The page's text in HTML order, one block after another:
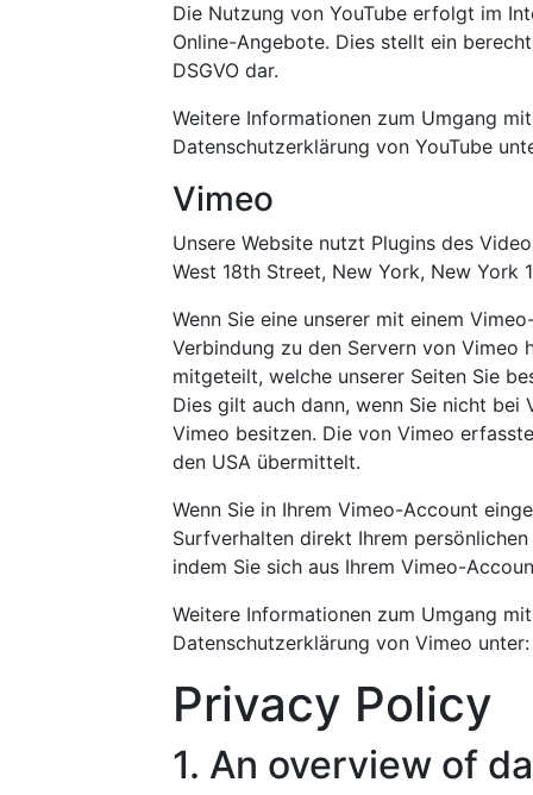
Die Nutzung von YouTube erfolgt im
Online-Angebote. Dies stellt ein
DSGVO dar.
Weitere Informationen zum Umgang
Datenschutzerklärung von YouTube
Vimeo
Unsere Website nutzt Plugins des
West 18th Street, New York, New York
Wenn Sie eine unserer mit einem
Verbindung zu den Servern von
mitgeteilt, welche unserer Seiten Sie
Dies gilt auch dann, wenn Sie nicht
Vimeo besitzen. Die von Vimeo
den USA übermittelt.
Wenn Sie in Ihrem Vimeo-Account
Surfverhalten direkt Ihrem
indem Sie sich aus Ihrem Vimeo-
Weitere Informationen zum Umgang
Datenschutzerklärung von Vimeo
Privacy Policy
1. An overview of